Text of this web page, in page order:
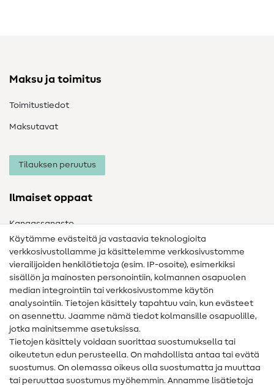
Maksu ja toimitus
Toimitustiedot
Maksutavat
Tilauksen peruutus
Ilmaiset oppaat
Kangassanasto
Ompelusanasto
Ompeluohjeet
Apua ja yhteystiedot
Yhteystiedot
Tietoa omistajanvaihdoksesta
FAQ
Peruutusoikeus
Käytämme evästeitä ja vastaavia teknologioita
verkkosivustollamme ja käsittelemme verkkosivustomme
vierailijoiden henkilötietoja (esim. IP-osoite), esimerkiksi
sisällön ja mainosten personointiin, kolmannen osapuolen
median integrointiin tai verkkosivustomme käytön
analysointiin. Tietojen käsittely tapahtuu vain, kun evästeet
on asennettu. Jaamme nämä tiedot kolmansille osapuolille,
jotka mainitsemme asetuksissa.
Tietojen käsittely voidaan suorittaa suostumuksella tai
oikeutetun edun perusteella. On mahdollista antaa tai evätä
suostumus. On olemassa oikeus olla suostumatta ja muuttaa
tai peruuttaa suostumus myöhemmin. Annamme lisätietoja